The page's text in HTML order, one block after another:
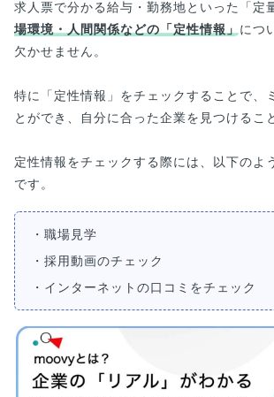
求人票で分かる給与・勤務地といった「定
場環境・人間関係などの「定性情報」 につ
欠かせません。
特に「定性情報」をチェックすることで、
とができ、自分に合った企業を見つけるこ
定性情報をチェックする際には、以下のよ
です。
・職場見学
・採用動画のチェック
・インターネットの口コミをチェック